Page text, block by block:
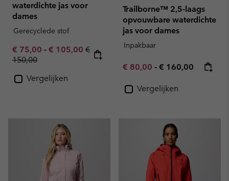
waterdichte jas voor
dames
Gerecyclede stof
Minimum sale price:
€ 75,00 - Maximum sale price:
€ 105,00 Regular price:
€
150,00
Vergelijken
Trailborne™ 2,5-laags
opvouwbare waterdichte
jas voor dames
Inpakbaar
Minimum sale price:
€ 80,00 - Maximum price:
€ 160,00
Vergelijken